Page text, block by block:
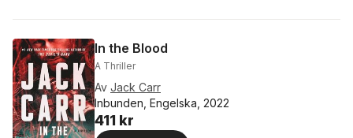
In the Blood
A Thriller
Av Jack Carr
Inbunden, Engelska, 2022
411 kr